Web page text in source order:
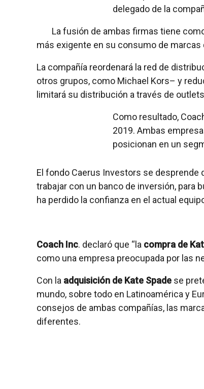
delegado de la
La fusión de ambas firmas tiene
más exigente en su consumo de marcas
La compañía reordenará la red de
otros grupos, como Michael Kors– y
limitará su distribución a través de
Como resultado,
2019. Ambas
posicionan en un
El fondo Caerus Investors se desprende
trabajar con un banco de inversión, para
ha perdido la confianza en el actual
Coach Inc. declaró que “la compra de
como una empresa preocupada por las
Con la adquisición de Kate Spade se
mundo, sobre todo en Latinoamérica y
consejos de ambas compañías, las
diferentes.